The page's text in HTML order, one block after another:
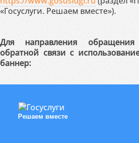
«Госуслуги. Решаем вместе»).
Для направления
обратной связи с
баннер:
Решаем вместе